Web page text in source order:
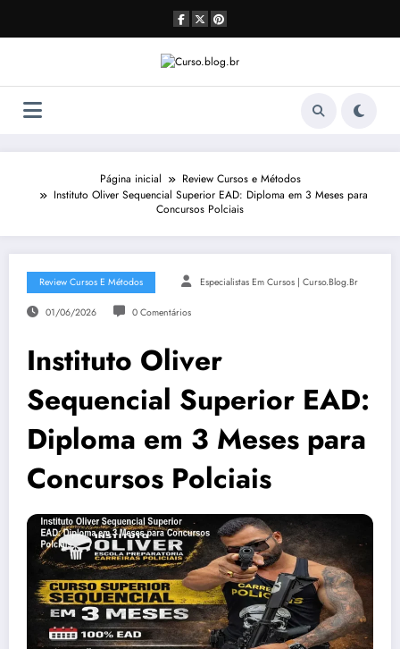
o
Página inicial
Review Cursos e Métodos
Instituto Oliver Sequencial Superior EAD: Diploma em 3 Meses para
Concursos Polciais
Review Cursos E Métodos Especialistas Em Cursos | Curso.blog.br
01/06/2026 0 Comentários
Instituto Oliver
Sequencial Superior EAD:
Diploma em 3 Meses para
Concursos Polciais